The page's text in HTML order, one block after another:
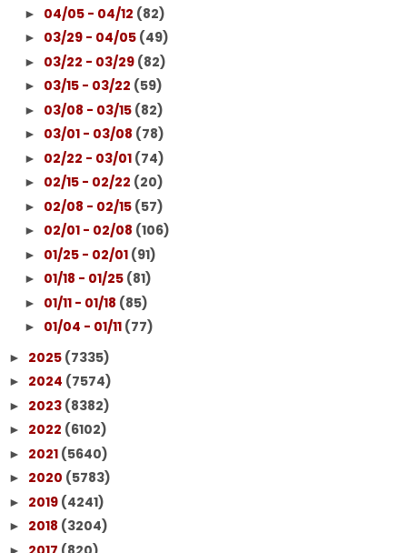
► 04/05 - 04/12 (82)
► 03/29 - 04/05 (49)
► 03/22 - 03/29 (82)
► 03/15 - 03/22 (59)
► 03/08 - 03/15 (82)
► 03/01 - 03/08 (78)
► 02/22 - 03/01 (74)
► 02/15 - 02/22 (20)
► 02/08 - 02/15 (57)
► 02/01 - 02/08 (106)
► 01/25 - 02/01 (91)
► 01/18 - 01/25 (81)
► 01/11 - 01/18 (85)
► 01/04 - 01/11 (77)
► 2025 (7335)
► 2024 (7574)
► 2023 (8382)
► 2022 (6102)
► 2021 (5640)
► 2020 (5783)
► 2019 (4241)
► 2018 (3204)
►